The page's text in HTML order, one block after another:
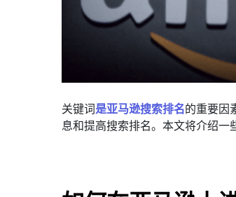
关键词 是亚马逊搜索排名的重要因
息和提高搜索排名。本文将介绍